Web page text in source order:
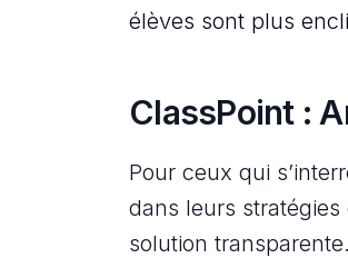
élèves sont plus
ClassPoint :
Pour ceux qui
dans leurs stratégies
solution transparente.